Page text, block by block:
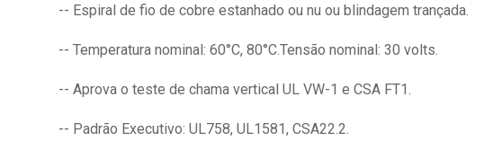
-- Espiral de fio de cobre estanhado ou nu ou blindagem trançada.
-- Temperatura nominal: 60°C, 80°C.Tensão nominal: 30 volts.
-- Aprova o teste de chama vertical UL VW-1 e CSA FT1.
-- Padrão Executivo: UL758, UL1581, CSA22.2.